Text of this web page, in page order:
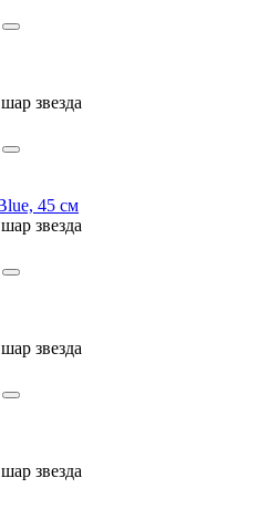
звезда
45 см
звезда
звезда
звезда